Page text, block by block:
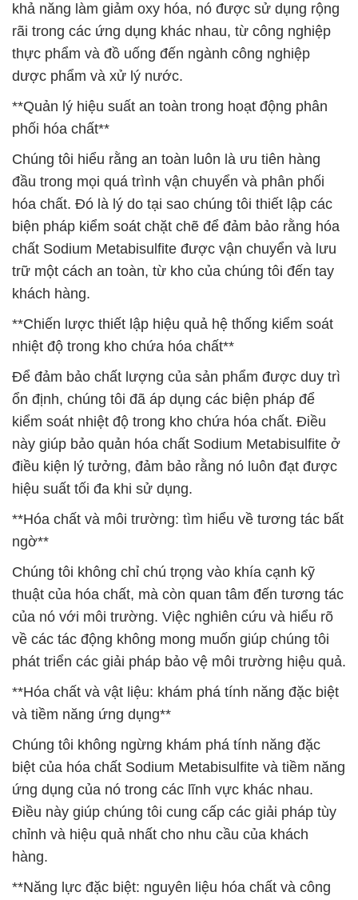
khả năng làm giảm oxy hóa, nó được sử dụng rộng
rãi trong các ứng dụng khác nhau, từ công nghiệp
thực phẩm và đồ uống đến ngành công nghiệp
dược phẩm và xử lý nước.
**Quản lý hiệu suất an toàn trong hoạt động phân
phối hóa chất**
Chúng tôi hiểu rằng an toàn luôn là ưu tiên hàng
đầu trong mọi quá trình vận chuyển và phân phối
hóa chất. Đó là lý do tại sao chúng tôi thiết lập các
biện pháp kiểm soát chặt chẽ để đảm bảo rằng hóa
chất Sodium Metabisulfite được vận chuyển và lưu
trữ một cách an toàn, từ kho của chúng tôi đến tay
khách hàng.
**Chiến lược thiết lập hiệu quả hệ thống kiểm soát
nhiệt độ trong kho chứa hóa chất**
Để đảm bảo chất lượng của sản phẩm được duy trì
ổn định, chúng tôi đã áp dụng các biện pháp để
kiểm soát nhiệt độ trong kho chứa hóa chất. Điều
này giúp bảo quản hóa chất Sodium Metabisulfite ở
điều kiện lý tưởng, đảm bảo rằng nó luôn đạt được
hiệu suất tối đa khi sử dụng.
**Hóa chất và môi trường: tìm hiểu về tương tác bất
ngờ**
Chúng tôi không chỉ chú trọng vào khía cạnh kỹ
thuật của hóa chất, mà còn quan tâm đến tương tác
của nó với môi trường. Việc nghiên cứu và hiểu rõ
về các tác động không mong muốn giúp chúng tôi
phát triển các giải pháp bảo vệ môi trường hiệu quả.
**Hóa chất và vật liệu: khám phá tính năng đặc biệt
và tiềm năng ứng dụng**
Chúng tôi không ngừng khám phá tính năng đặc
biệt của hóa chất Sodium Metabisulfite và tiềm năng
ứng dụng của nó trong các lĩnh vực khác nhau.
Điều này giúp chúng tôi cung cấp các giải pháp tùy
chỉnh và hiệu quả nhất cho nhu cầu của khách
hàng.
**Năng lực đặc biệt: nguyên liệu hóa chất và công